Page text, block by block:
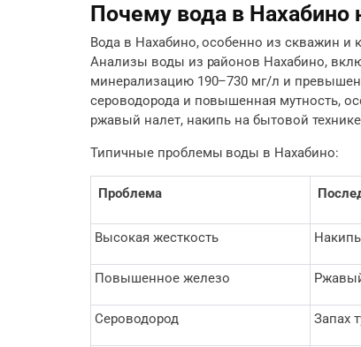
Почему вода в Нахабино
Вода в Нахабино, особенно из скважин и
Анализы воды из районов Нахабино,
минерализацию 190–730 мг/л и
сероводорода и повышенная мутность,
ржавый налет, накипь на бытовой
Типичные проблемы воды в Нахабино:
Проблема
Высокая жесткость
Повышенное железо
Сероводород Запах